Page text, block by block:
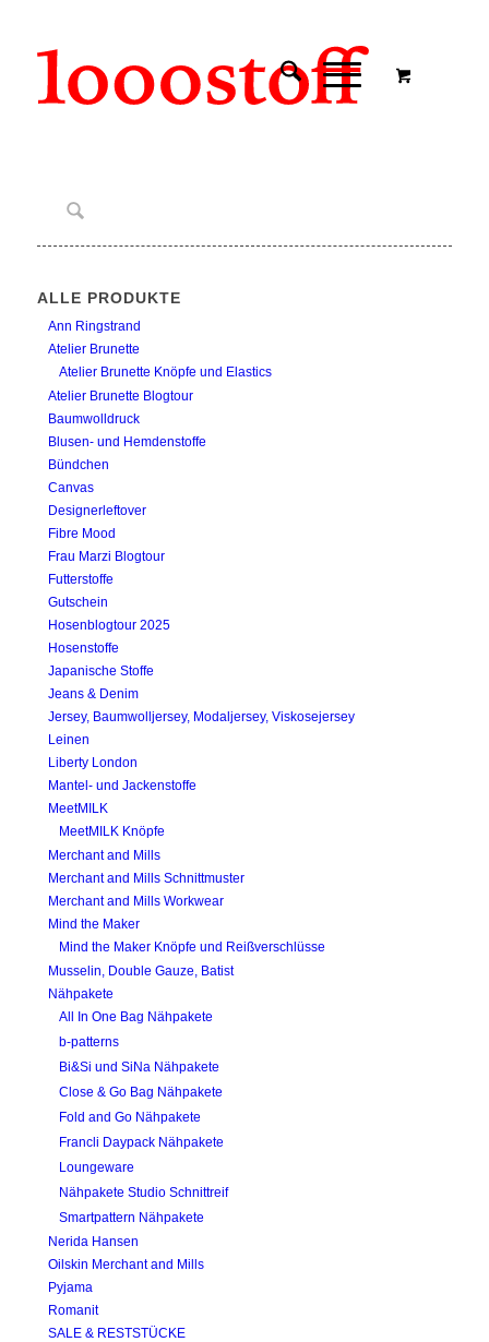
ALLE PRODUKTE
Ann Ringstrand
Atelier Brunette
Atelier Brunette Knöpfe und Elastics
Atelier Brunette Blogtour
Baumwolldruck
Blusen- und Hemdenstoffe
Bündchen
Canvas
Designerleftover
Fibre Mood
Frau Marzi Blogtour
Futterstoffe
Gutschein
Hosenblogtour 2025
Hosenstoffe
Japanische Stoffe
Jeans & Denim
Jersey, Baumwolljersey, Modaljersey, Viskosejersey
Leinen
Liberty London
Mantel- und Jackenstoffe
MeetMILK
MeetMILK Knöpfe
Merchant and Mills
Merchant and Mills Schnittmuster
Merchant and Mills Workwear
Mind the Maker
Mind the Maker Knöpfe und Reißverschlüsse
Musselin, Double Gauze, Batist
Nähpakete
All In One Bag Nähpakete
b-patterns
Bi&Si und SiNa Nähpakete
Close & Go Bag Nähpakete
Fold and Go Nähpakete
Francli Daypack Nähpakete
Loungeware
Nähpakete Studio Schnittreif
Smartpattern Nähpakete
Nerida Hansen
Oilskin Merchant and Mills
Pyjama
Romanit
SALE & RESTSTÜCKE